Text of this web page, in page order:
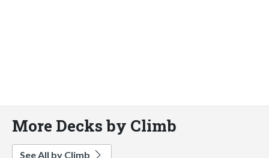
More Decks by Climb
See All by Climb